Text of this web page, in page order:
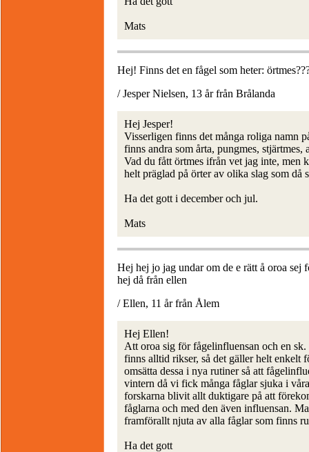
Mats
Hej! Finns det en fågel som heter:
/ Jesper Nielsen, 13 år från Brålanda
Hej Jesper!
Visserligen finns det många roliga namn
finns andra som årta, pungmes, stjärtmes,
Vad du fått örtmes ifrån vet jag inte, men
helt präglad på örter av olika slag som då
Ha det gott i december och jul.
Mats
Hej hej jo jag undar om de e rätt å oroa sej
hej då från ellen
/ Ellen, 11 år från Ålem
Hej Ellen!
Att oroa sig för fågelinfluensan och en
finns alltid rikser, så det gäller helt enkelt
omsätta dessa i nya rutiner så att
vintern då vi fick många fåglar sjuka i
forskarna blivit allt duktigare på att
fåglarna och med den även influensan.
framförallt njuta av alla fåglar som finns
Ha det gott